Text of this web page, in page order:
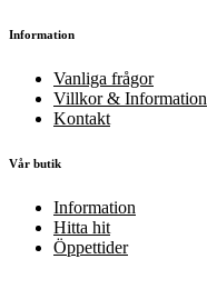
Information
Vanliga frågor
Villkor & Information
Kontakt
Vår butik
Information
Hitta hit
Öppettider